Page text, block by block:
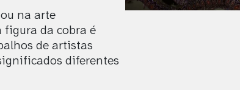
na arte
figura da cobra é
de artistas
diferentes